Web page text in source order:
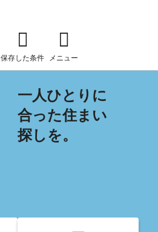
保存した条件 メニュー
一人ひとりに
合った住まい
探しを。